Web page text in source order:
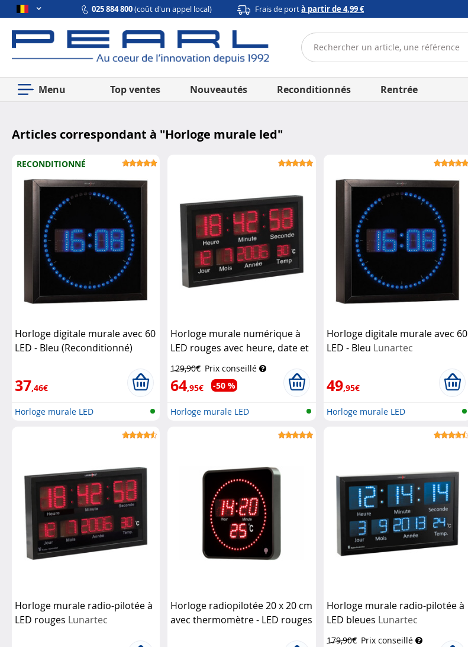
025 884 800(coût d'un appel local) Frais de portà partir de 4,99 €
Menu Top ventes Nouveautés Reconditionnés Rentrée
Articles correspondant à "Horloge murale led"
RECONDITIONNÉ
Horloge digitale murale avec 60
LED - Bleu (Reconditionné)
37,46€
Horloge murale LED
Horloge murale numérique à
LED rouges avec heure, date et
Lunartec
129,90€ Prix conseillé
64,95€ -50 %
Horloge murale LED
Horloge digitale murale avec 60
LED - Bleu Lunartec
49,95€
Horloge murale LED
Horloge murale radio-pilotée à
LED rouges Lunartec
Horloge radiopilotée 20 x 20 cm
avec thermomètre - LED rouges
Horloge murale radio-pilotée à
LED bleues Lunartec
179,90€ Prix conseillé